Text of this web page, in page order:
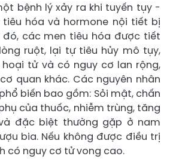
bệnh lý xảy ra khi tuyến tụy -
hóa và hormone nội tiết bị
đó, các men tiêu hóa được tiết
ruột, lại tự tiêu hủy mô tụy,
hoại tử và có nguy cơ lan rộng,
quan khác. Các nguyên nhân
biến bao gồm: Sỏi mật, chấn
của thuốc, nhiễm trùng, tăng
đặc biệt thường gặp ở nam
bia. Nếu không được điều trị
có nguy cơ tử vong cao.